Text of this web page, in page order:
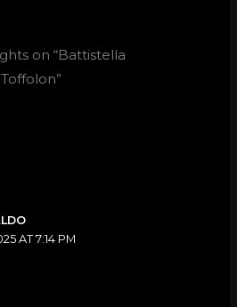
on “Battistella
AT 7:14 PM